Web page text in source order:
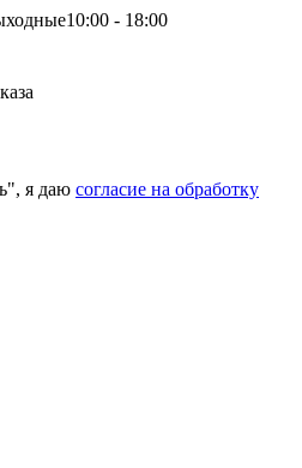
10:00 - 18:00
я даю согласие на обработку